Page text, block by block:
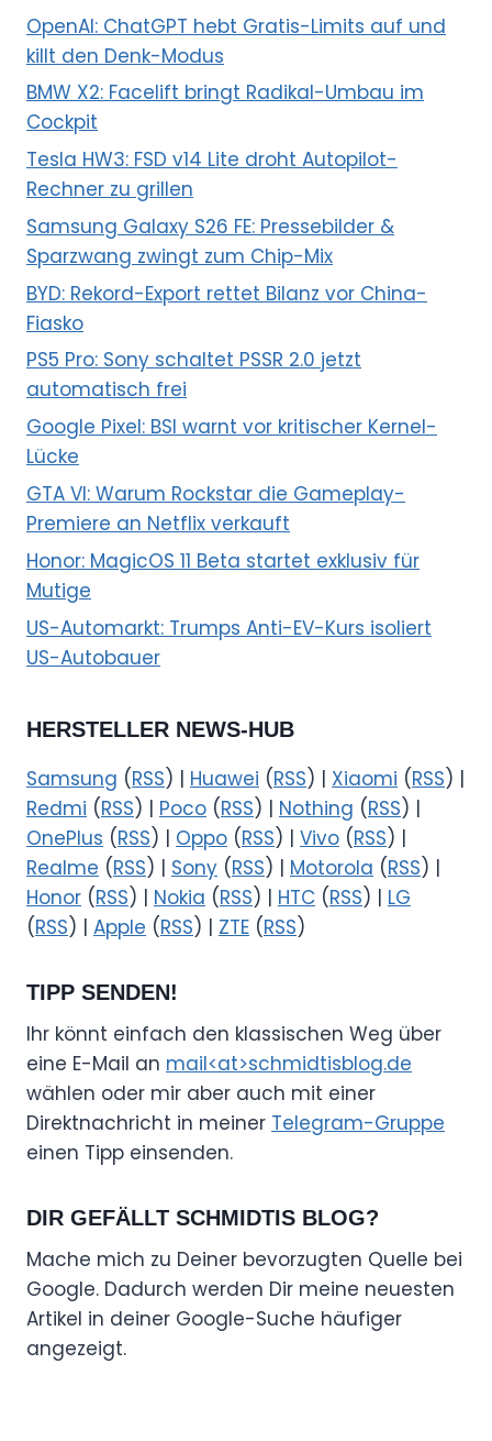
OpenAI: ChatGPT hebt Gratis-Limits auf und
killt den Denk-Modus
BMW X2: Facelift bringt Radikal-Umbau im
Cockpit
Tesla HW3: FSD v14 Lite droht Autopilot-
Rechner zu grillen
Samsung Galaxy S26 FE: Pressebilder &
Sparzwang zwingt zum Chip-Mix
BYD: Rekord-Export rettet Bilanz vor China-
Fiasko
PS5 Pro: Sony schaltet PSSR 2.0 jetzt
automatisch frei
Google Pixel: BSI warnt vor kritischer Kernel-
Lücke
GTA VI: Warum Rockstar die Gameplay-
Premiere an Netflix verkauft
Honor: MagicOS 11 Beta startet exklusiv für
Mutige
US-Automarkt: Trumps Anti-EV-Kurs isoliert
US-Autobauer
HERSTELLER NEWS-HUB
Samsung (RSS) | Huawei (RSS) | Xiaomi (RSS) |
Redmi (RSS) | Poco (RSS) | Nothing (RSS) |
OnePlus (RSS) | Oppo (RSS) | Vivo (RSS) |
Realme (RSS) | Sony (RSS) | Motorola (RSS) |
Honor (RSS) | Nokia (RSS) | HTC (RSS) | LG
(RSS) | Apple (RSS) | ZTE (RSS)
TIPP SENDEN!
Ihr könnt einfach den klassischen Weg über
eine E-Mail an mail<at>schmidtisblog.de
wählen oder mir aber auch mit einer
Direktnachricht in meiner Telegram-Gruppe
einen Tipp einsenden.
DIR GEFÄLLT SCHMIDTIS BLOG?
Mache mich zu Deiner bevorzugten Quelle bei
Google. Dadurch werden Dir meine neuesten
Artikel in deiner Google-Suche häufiger
angezeigt.